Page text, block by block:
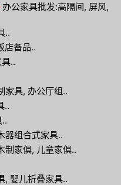
办公家具批发:高隔间, 屏风,
..
店备品..
..
家具, 办公厅组..
..
器组合式家具..
制家俱, 儿童家俱..
, 婴儿折叠家具..